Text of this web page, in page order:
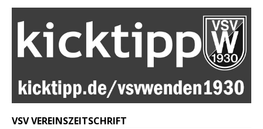
VSV VEREINSZEITSCHRIFT